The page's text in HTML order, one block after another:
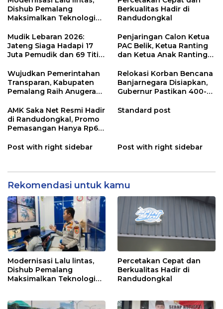
Dishub Pemalang
Maksimalkan Teknologi
Berkualitas Hadir di
Randudongkal
Mudik Lebaran 2026:
Jateng Siaga Hadapi 17
Juta Pemudik dan 69 Titik
Penjaringan Calon Ketua
PAC Belik, Ketua Ranting
dan Ketua Anak Ranting
Wujudkan Pemerintahan
Transparan, Kabupaten
Pemalang Raih Anugerah
Relokasi Korban Bencana
Banjarnegara Disiapkan,
Gubernur Pastikan 400-
AMK Saka Net Resmi Hadir
di Randudongkal, Promo
Pemasangan Hanya Rp60
Standard post
Post with right sidebar Post with right sidebar
Rekomendasi untuk kamu
Modernisasi Lalu lintas,
Dishub Pemalang
Maksimalkan Teknologi
Percetakan Cepat dan
Berkualitas Hadir di
Randudongkal